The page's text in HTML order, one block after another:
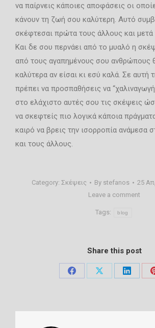
να παίρνεις κάποιες αποφάσεις οι
κάνουν τη ζωή σου καλύτερη. Αυτό
σκέφτεσαι πρώτα τους άλλους και
Και δε σου περνάει από το μυαλό η
από τους αγαπημένους σου ανθρώπους
καλύτερα αν είσαι κι εσύ καλά. Σε αυτή
πρέπει να προσπαθήσεις να
στο ελάχιστο αυτές σου τις σκέψεις
να σκεφτείς πιο λογικά κάποια
καιρό να βρεις την ισορροπία ανάμεσα
και τους άλλους.
Category: Σκέψεις By stefanos
25
Leave a comment
Tags: blog
Share this post
Share
Share
Share